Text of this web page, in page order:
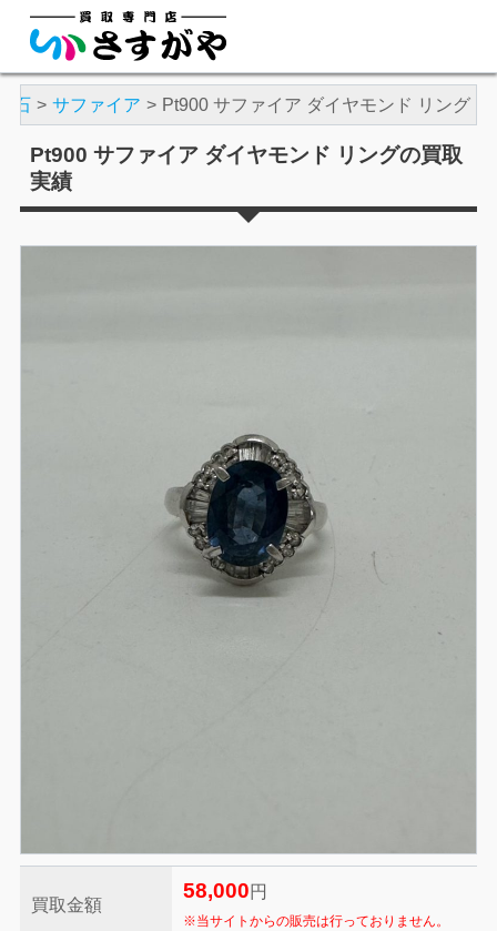
石 サファイア Pt900 サファイア ダイヤモンド リング
Pt900 サファイア ダイヤモンド リングの買取
実績
買取金額
58,000 円
※当サイトからの販売は行っておりません。